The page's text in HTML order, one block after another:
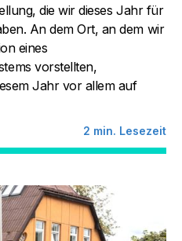
die wir dieses Jahr für
An dem Ort, an dem wir
eines
vorstellten,
Jahr vor allem auf
2 min. Lesezeit